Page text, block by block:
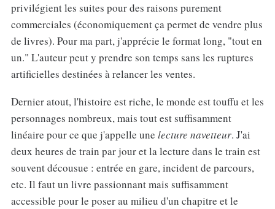
privilégient les suites pour des raisons purement
commerciales (économiquement ça permet de vendre plus
de livres). Pour ma part, j'apprécie le format long, "tout en
un." L'auteur peut y prendre son temps sans les ruptures
artificielles destinées à relancer les ventes.
Dernier atout, l'histoire est riche, le monde est touffu et les
personnages nombreux, mais tout est suffisamment
linéaire pour ce que j'appelle une lecture navetteur. J'ai
deux heures de train par jour et la lecture dans le train est
souvent décousue : entrée en gare, incident de parcours,
etc. Il faut un livre passionnant mais suffisamment
accessible pour le poser au milieu d'un chapitre et le